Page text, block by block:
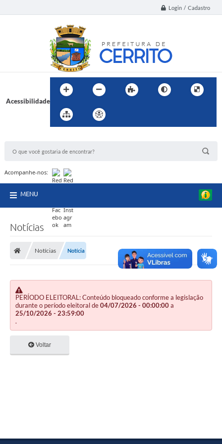
Login / Cadastro
Acessibilidade
Acompanhe-nos:
MENU
Notícias
Notícias Notícia
PERÍODO ELEITORAL: Conteúdo bloqueado conforme a legislação
durante o período eleitoral de04/07/2026 - 00:00:00a
25/10/2026 - 23:59:00
.
Voltar